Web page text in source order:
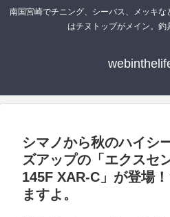
南国宮崎でチニング、シーバス、メッキ
はチヌトップがメイン。釣
シマノから秋のハイシ
ズアップの「エクスセ
145F XAR-C」が登場
ますよ。